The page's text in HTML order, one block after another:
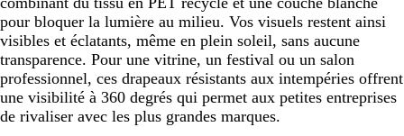
pour bloquer la lumière au milieu. Vos visuels restent ainsi
visibles et éclatants, même en plein soleil, sans aucune
transparence. Pour une vitrine, un festival ou un salon
professionnel, ces drapeaux résistants aux intempéries offrent
une visibilité à 360 degrés qui permet aux petites entreprises
de rivaliser avec les plus grandes marques.